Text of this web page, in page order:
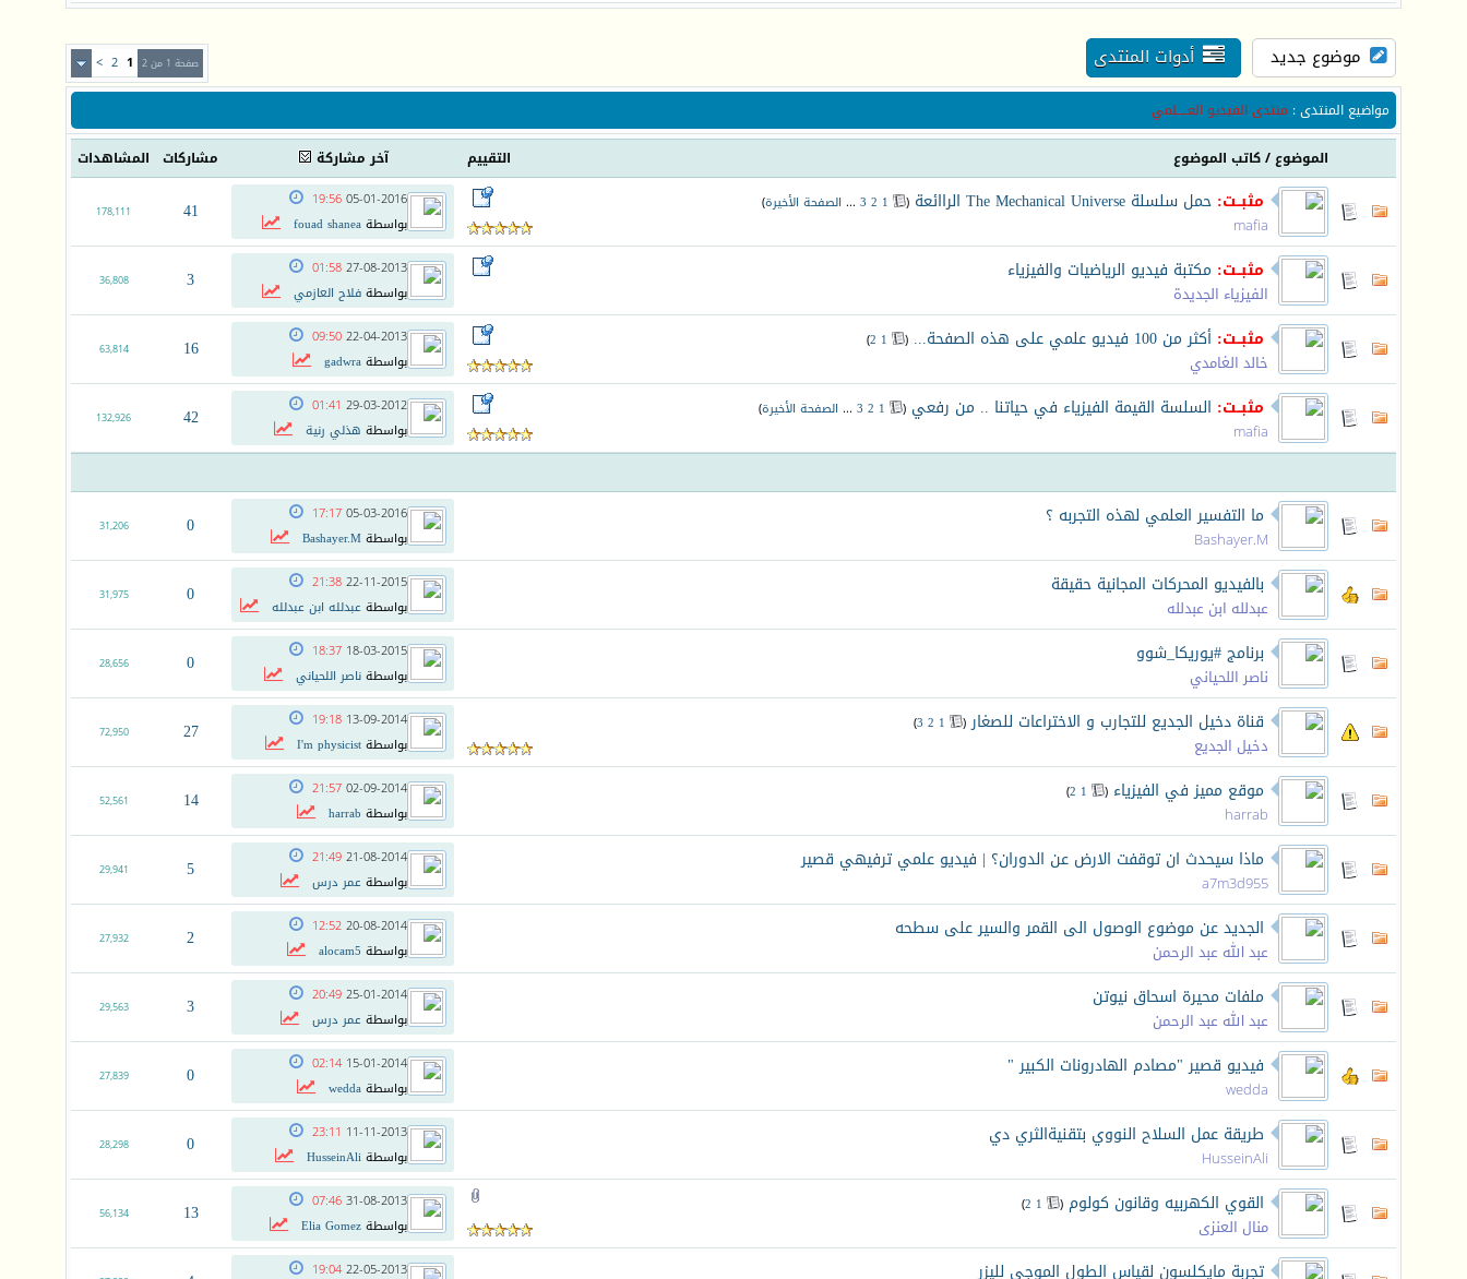
موضوع جديد أدوات المنتدى صفحة 1 من 2 1
2
>
مواضيع المنتدى: منتدى الفيديو العـــــلمي
التقييم
الموضوع/كاتب الموضوع آخر مشاركة مشاركات المشاهدات
مثبــت: حمل سلسلة The Mechanical Universe الراائعة (
1
2
3
... الصفحة الأخيرة)
mafia
05-01-2016
19:56
بواسطةfouad shanea
41
178,111
مثبــت: مكتبة فيديو الرياضيات والفيزياء
الفيزياء الجديدة
27-08-2013
01:58
بواسطةفلاح العازمي 3
36,808
مثبــت: أكثر من 100 فيديو علمي على هذه الصفحة... (
1
2
)
خالد الغامدي
22-04-2013
09:50
بواسطةgadwra
16
63,814
مثبــت: السلسة القيمة الفيزياء في حياتنا .. من رفعي (
1
2
3
... الصفحة الأخيرة)
mafia
29-03-2012
01:41
بواسطة هذلي رنية 42
132,926
ما التفسير العلمي لهذه التجربه ؟
Bashayer.M
05-03-2016
17:17
بواسطةBashayer.M
0
31,206
بالفيديو المحركات المجانية حقيقة
عبدلله ابن عبدلله
22-11-2015
21:38
بواسطةعبدلله ابن عبدلله 0
31,975
برنامج #يوريكا_شوو
ناصر اللحياني
18-03-2015
18:37
بواسطةناصر اللحياني 0
28,656
قناة دخيل الجديع للتجارب و الاختراعات للصغار‏
(
1
2
3
)
دخيل الجديع
13-09-2014
19:18
بواسطةI'm physicist
27
72,950
موقع مميز في الفيزياء (
1
2
)
harrab
02-09-2014
21:57
بواسطة harrab
14
52,561
ماذا سيحدث ان توقفت الارض عن الدوران؟ | فيديو علمي ترفيهي قصير
a7m3d955
21-08-2014
21:49
بواسطةعمر درس 5
29,941
الجديد عن موضوع الوصول الى القمر والسير على سطحه
عبد الله عبد الرحمن
20-08-2014
12:52
بواسطة alocam5
2
27,932
ملفات محيرة اسحاق نيوتن
عبد الله عبد الرحمن
25-01-2014
20:49
بواسطةعمر درس 3
29,563
فيديو قصير "مصادم الهادرونات الكبير "
wedda
15-01-2014
02:14
بواسطةwedda
0
27,839
طريقة عمل السلاح النووي بتقنيةالثري دي
HusseinAli
11-11-2013
23:11
بواسطةHusseinAli
0
28,298
القوي الكهربيه وقانون كولوم (
1
2
)
منال العنزى
31-08-2013
07:46
بواسطةElia Gomez
13
56,134
تجربة مايكلسون لقياس الطول الموجي لليزر 22-05-2013
19:04